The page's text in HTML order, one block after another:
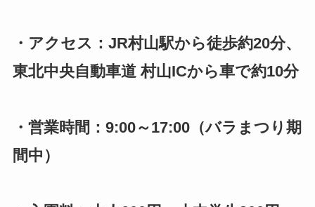
・アクセス：JR村山駅から徒歩約20分、
東北中央自動車道 村山ICから車で約10分
・営業時間：9:00～17:00（バラまつり期
間中）